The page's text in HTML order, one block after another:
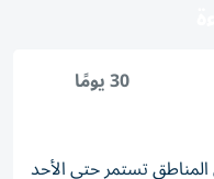
30 يومًا
تستمر حتى الأحد